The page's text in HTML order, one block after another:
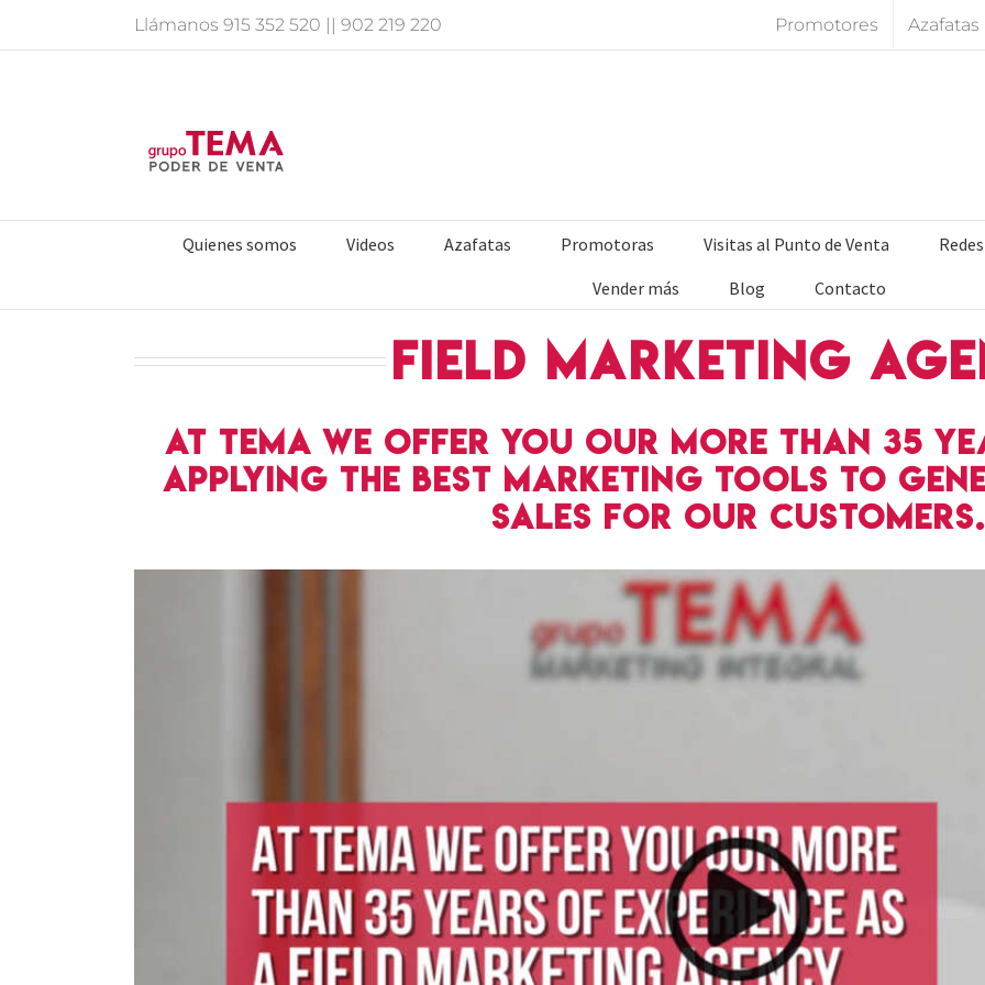
Llámanos 915 352 520 || 902 219 220 Promotores Azafatas
Quienes somos Videos Azafatas Promotoras Visitas al Punto de Venta
Vender más
Blog Contacto
field marketing
At TEMA we offer you our more than 35
applying the best marketing tools to
sales for our Customers.